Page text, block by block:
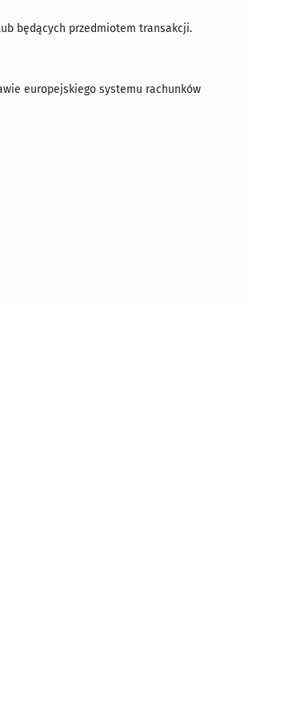
będących przedmiotem transakcji.
europejskiego systemu rachunków